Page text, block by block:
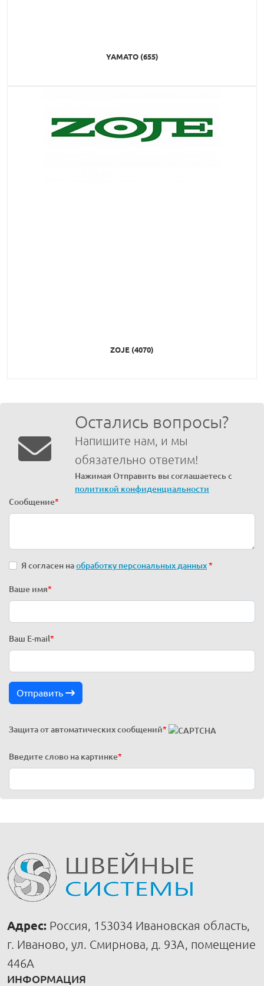
YAMATO (655)
ZOJE (4070)
Остались вопросы?
Напишите нам, и мы
обязательно ответим!
Нажимая Отправить вы соглашаетесь с
политикой конфиденциальности
Сообщение*
Я согласен наобработку персональных данных*
Ваше имя*
Ваш E-mail*
Отправить
Защита от автоматических сообщений*
Введите слово на картинке*
Адрес: Россия, 153034 Ивановская область,
г. Иваново, ул. Смирнова, д. 93А, помещение
446А
ИНФОРМАЦИЯ